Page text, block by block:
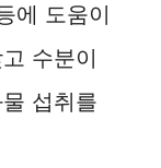
에 도움이
수분이
섭취를